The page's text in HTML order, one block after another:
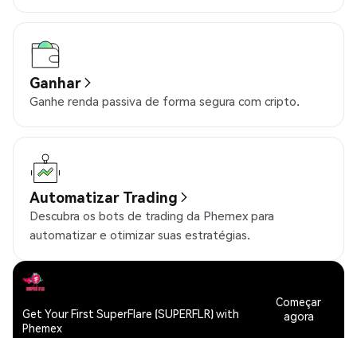
Ganhar
Ganhe renda passiva de forma segura com cripto.
Automatizar Trading
Descubra os bots de trading da Phemex para
automatizar e otimizar suas estratégias.
Get Your First SuperFlare (SUPERFLR) with
Phemex
Começar
agora